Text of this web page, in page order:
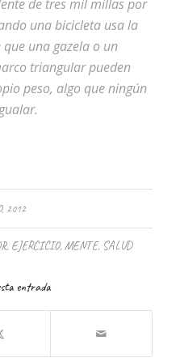
de tres mil millas por
una bicicleta usa la
una gazela o un
triangular pueden
peso, algo que ningún
2012
, EJERCICIO,MENTE, SALUD
entrada